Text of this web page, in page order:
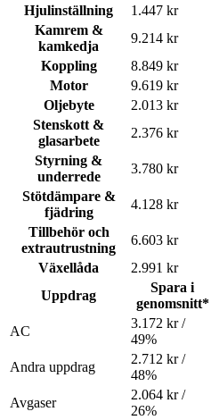
Hjulinställning
1.447 kr
Kamrem &
kamkedja
9.214 kr
Koppling
8.849 kr
Motor
9.619 kr
Oljebyte
2.013 kr
Stenskott &
glasarbete
2.376 kr
Styrning &
underrede
3.780 kr
Stötdämpare &
fjädring
4.128 kr
Tillbehör och
extrautrustning
6.603 kr
Växellåda
2.991 kr
Uppdrag
Spara i
genomsnitt*
AC
3.172 kr /
49%
Andra uppdrag
2.712 kr /
48%
Avgaser
2.064 kr /
26%